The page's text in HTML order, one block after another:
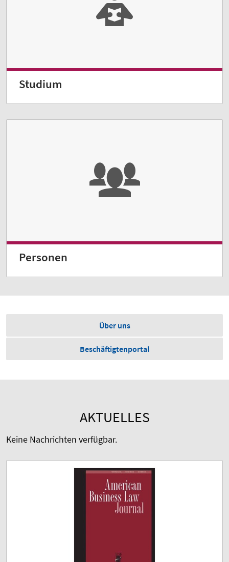
Studium
Personen
Über uns
Beschäftigtenportal
AKTUELLES
Keine Nachrichten verfügbar.